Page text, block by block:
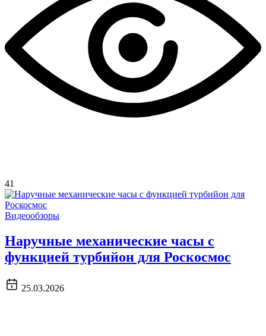
41
Видеообзоры
Наручные механические часы с
функцией турбийон для Роскосмос
25.03.2026